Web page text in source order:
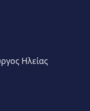
Ηλείας